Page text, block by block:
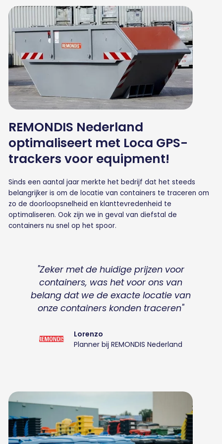
REMONDIS Nederland
optimaliseert met Loca GPS-
trackers voor equipment!
Sinds een aantal jaar merkte het bedrijf dat het steeds
belangrijker is om de locatie van containers te traceren om
zo de doorloopsnelheid en klanttevredenheid te
optimaliseren. Ook zijn we in geval van diefstal de
containers nu snel op het spoor.
"Zeker met de huidige prijzen voor
containers, was het voor ons van
belang dat we de exacte locatie van
onze containers konden traceren"
Lorenzo
Planner bij REMONDIS Nederland